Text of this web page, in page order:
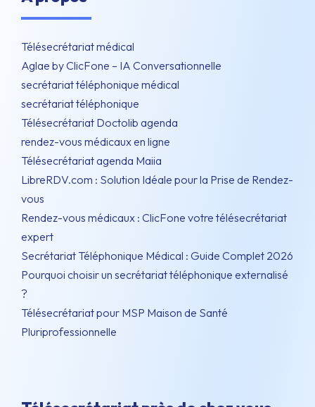
Télésecrétariat médical
Aglae by ClicFone – IA Conversationnelle
secrétariat téléphonique médical
secrétariat téléphonique
Télésecrétariat Doctolib agenda
rendez-vous médicaux en ligne
Télésecrétariat agenda Maiia
LibreRDV.com : Solution Idéale pour la Prise de Rendez-
vous
Rendez-vous médicaux : ClicFone votre télésecrétariat
expert
Secrétariat Téléphonique Médical : Guide Complet 2026
Pourquoi choisir un secrétariat téléphonique externalisé
?
Télésecrétariat pour MSP Maison de Santé
Pluriprofessionnelle